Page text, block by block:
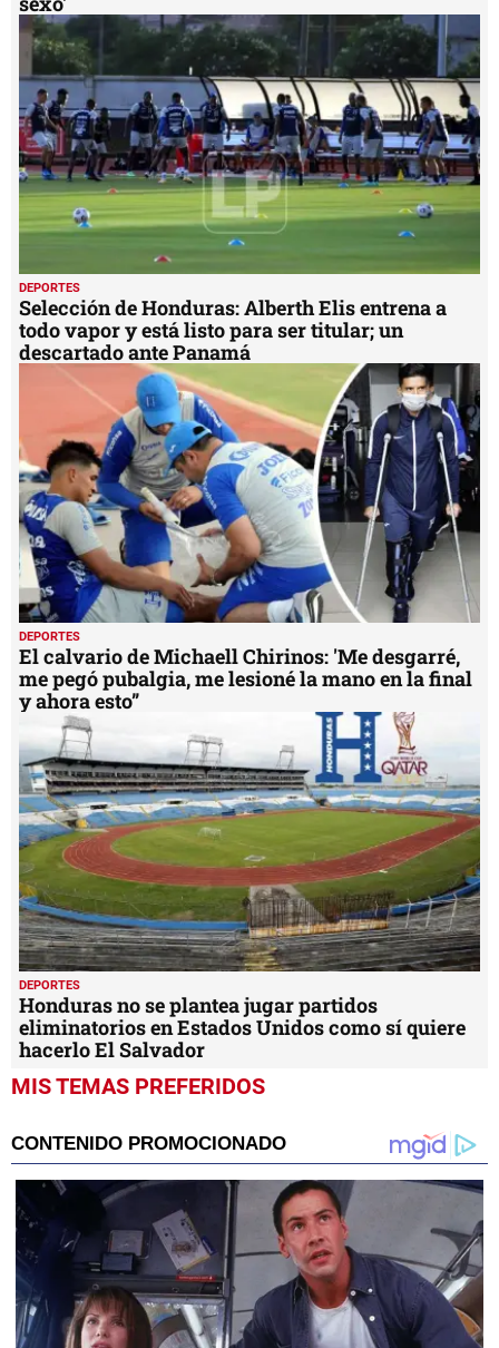
DEPORTES
Selección de Honduras: Alberth Elis entrena a
todo vapor y está listo para ser titular; un
descartado ante Panamá
DEPORTES
El calvario de Michaell Chirinos: 'Me desgarré,
me pegó pubalgia, me lesioné la mano en la final
y ahora esto”
DEPORTES
Honduras no se plantea jugar partidos
eliminatorios en Estados Unidos como sí quiere
hacerlo El Salvador
MIS TEMAS PREFERIDOS